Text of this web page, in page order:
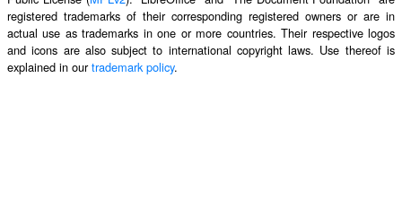
registered trademarks of their corresponding registered owners or are in
actual use as trademarks in one or more countries. Their respective logos
and icons are also subject to international copyright laws. Use thereof is
explained in ourtrademark policy.